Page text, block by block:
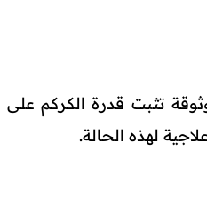
تثبت قدرة الكركم
لهذه الحالة.